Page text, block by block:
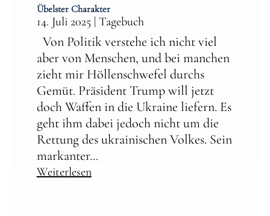
Übelster Charakter
14. Juli 2025 | Tagebuch
Von Politik verstehe ich nicht viel
aber von Menschen, und bei manchen
zieht mir Höllenschwefel durchs
Gemüt. Präsident Trump will jetzt
doch Waffen in die Ukraine liefern. Es
geht ihm dabei jedoch nicht um die
Rettung des ukrainischen Volkes. Sein
markanter...
Weiterlesen